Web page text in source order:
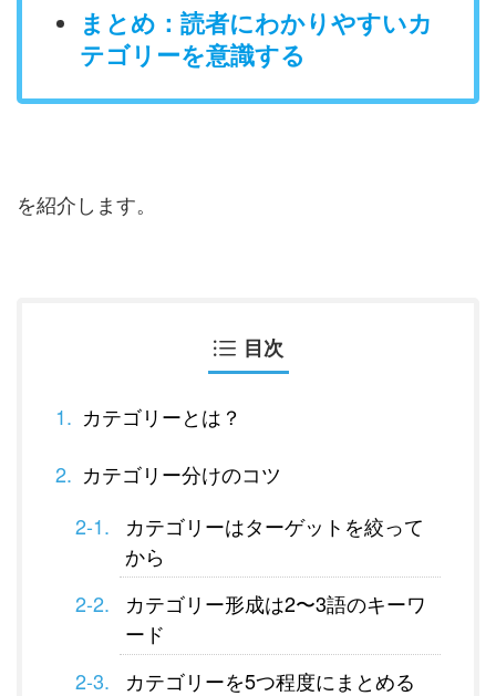
まとめ：読者にわかりやすいカ
テゴリーを意識する
を紹介します。
目次
カテゴリーとは？
カテゴリー分けのコツ
カテゴリーはターゲットを絞って
から
カテゴリー形成は2〜3語のキーワ
ード
カテゴリーを5つ程度にまとめる